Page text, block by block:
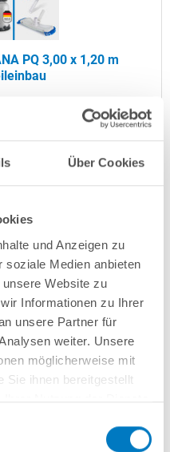
Über Cookies
und Anzeigen zu
soziale Medien anbieten
Website zu
Informationen zu Ihrer
unsere Partner für
weiter. Unsere
möglicherweise mit
Sie ihnen bereitgestellt
PQ 3,00 x 1,20 m